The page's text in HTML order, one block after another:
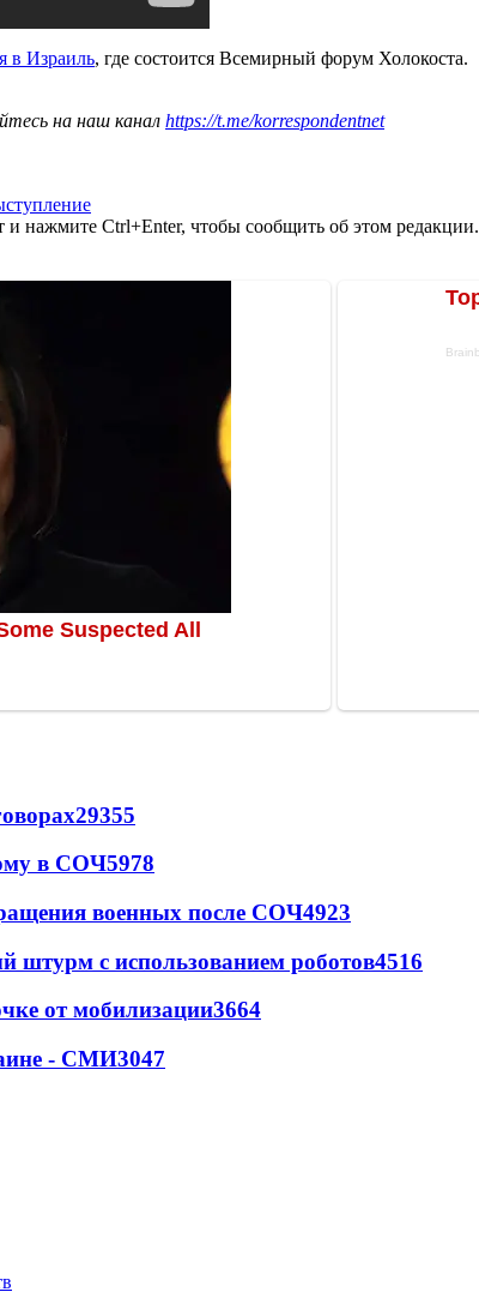
в Израиль, где состоится Всемирный форум Холокоста.
на наш канал https://t.me/korrespondentnet
нажмите Ctrl+Enter, чтобы сообщить об этом редакции.
29355
в СОЧ5978
военных после СОЧ4923
штурм с использованием роботов4516
от мобилизации3664
- СМИ3047